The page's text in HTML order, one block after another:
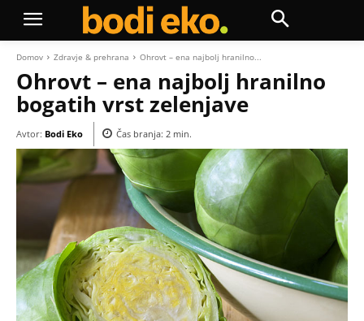
Domov Zdravje & prehrana Ohrovt – ena najbolj hranilno...
Ohrovt – ena najbolj hranilno
bogatih vrst zelenjave
Avtor: Bodi Eko Čas branja: 2 min.